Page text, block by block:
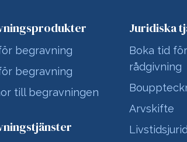
begravning
begravning
till begravningen
Juridiska
Boka tid
rådgivning
Arvskifte